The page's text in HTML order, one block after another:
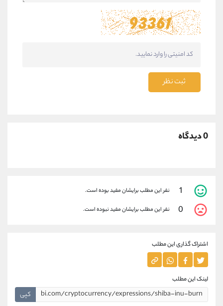
ثبت نظر
0 دیدگاه
1 نفر این مطلب برایشان مفید بوده است.
0 نفر این مطلب برایشان مفید نبوده است.
اشتراک گذاری این مطلب
لینک این مطلب
کپی